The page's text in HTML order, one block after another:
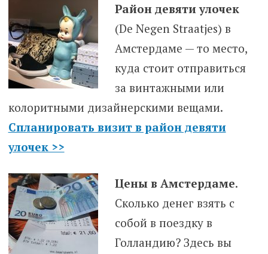
Район девяти улочек
(De Negen Straatjes) в
Амстердаме — то место,
куда стоит отправиться
за винтажными или
колоритными дизайнерскими вещами.
Спланировать визит в район девяти
улочек >>
Цены в Амстердаме.
Сколько денег взять с
собой в поездку в
Голландию? Здесь вы